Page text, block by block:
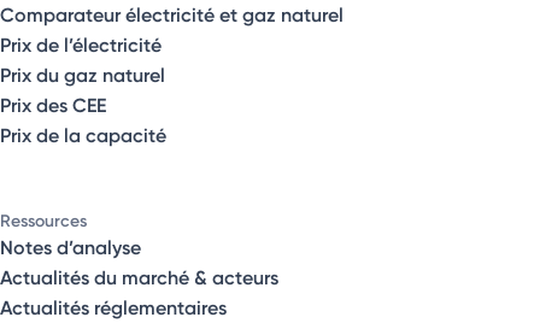
Comparateur électricité et gaz naturel
Prix de l’électricité
Prix du gaz naturel
Prix des CEE
Prix de la capacité
Ressources
Notes d’analyse
Actualités du marché & acteurs
Actualités réglementaires